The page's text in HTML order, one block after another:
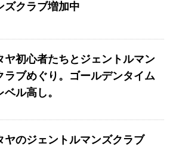
ズクラブ増加中
ヤ初心者たちとジェントルマン
ラブめぐり。ゴールデンタイム
ベル高し。
ヤのジェントルマンズクラブ